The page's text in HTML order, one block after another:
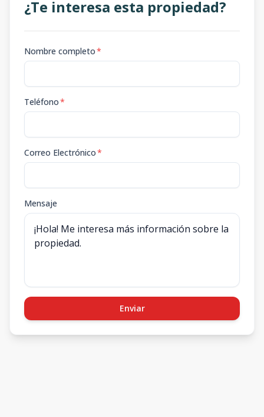
¿Te interesa esta propiedad?
Nombre completo*
Teléfono*
Correo Electrónico*
Mensaje
Enviar